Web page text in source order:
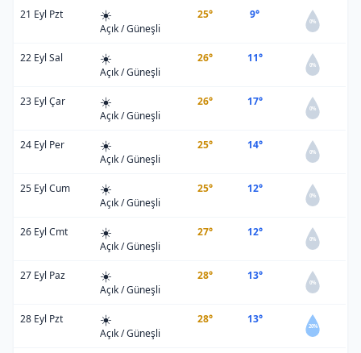
21 Eyl Pzt ☀️
Açık / Güneşli
25° 9°
0%
22 Eyl Sal ☀️
Açık / Güneşli
26° 11°
0%
23 Eyl Çar ☀️
Açık / Güneşli
26° 17°
0%
24 Eyl Per ☀️
Açık / Güneşli
25° 14°
0%
25 Eyl Cum ☀️
Açık / Güneşli
25° 12°
0%
26 Eyl Cmt ☀️
Açık / Güneşli
27° 12°
0%
27 Eyl Paz ☀️
Açık / Güneşli
28° 13°
0%
28 Eyl Pzt ☀️
Açık / Güneşli
28° 13°
20%